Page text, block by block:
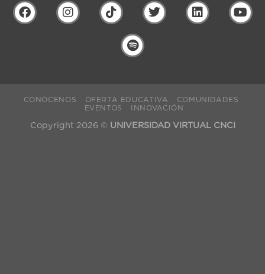
CONÓCENOS OFERTA EDUCATIVA
COMUNIDADES
EVENTOS
INNOVACIÓN
Copyright 2026 © UNIVERSIDAD VIRTUAL CNCI